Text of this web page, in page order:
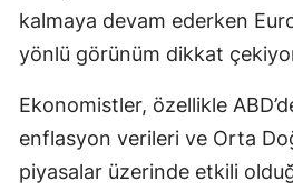
kalmaya devam ederken
yönlü görünüm dikkat
Ekonomistler, özellikle
enflasyon verileri ve Orta
piyasalar üzerinde etkili